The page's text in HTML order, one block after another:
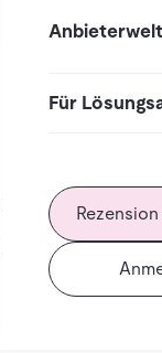
Anbieterwelt
Für
von